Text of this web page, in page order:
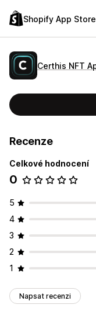
Shopify App Store
Certhis NFT
Recenze
Celkové hodnocení
0
5
4
3
2
1
Napsat recenzi